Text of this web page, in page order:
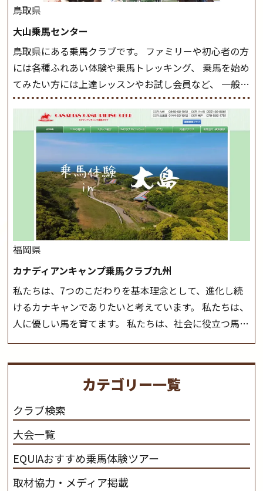
したら、 次は部班にて駈歩を含めた誘導練習を行いま
しょう。 ステップクラス ホップクラスまでに練習した
まとめをします。 三種歩法をマスターし、ワンランク上
の扶助操作や誘導方法を身につけましょう。 注意事項
◆馬場使用状況により、使用する馬場はこちらで決定い
たしますのでご了承ください ◆基本は雨天決行です
が、落雷・強風等のより、安全上急遽中止させていただ
く場合がございます。 ◆三木ホースランドパークの協議
会や講習会等により、一部レッスンが中止になる場合が
ございます。 その際、ご予約いただいている皆様には事
前にご連絡いたします。MIKIホーストレックのツアー
はこちら
鳥取県
大山乗馬センター
鳥取県にある乗馬クラブです。 ファミリーや初心者の方
には各種ふれあい体験や乗馬トレッキング、 乗馬を始め
てみたい方には上達レッスンやお試し会員など、 一般の
方に幅広くお楽しみいただける施設を目指しています。
また、お手軽（低価格）に会員になったり自分の馬を持
つことのできる乗馬クラブでもあり、 健康や趣味、スポ
ーツ競技として、老若男女様々な方が、日々乗馬をお楽
しみいただいています。 なお、ゴールデンウィークと夏
休み期間中は無休で営業していますので、ぜひご家族で
お越しください！大山乗馬センターの紹介記事はこち
福岡県
カナディアンキャンプ乗馬クラブ九州
私たちは、7つのこだわりを基本理念として、進化し続
けるカナキャンでありたいと考えています。 私たちは、
人に優しい馬を育てます。 私たちは、社会に役立つ馬を
生産します。 私たちは、馬や人々に癒しとなる環境を守
さと魅力を追求します。 私たちは、馬の品種と血統にこ
だわります。 私たちは、乗用馬の質の向上を目指し、生
産･育成･調教を一貫して行います。カナディアンキャ
ンプ乗馬クラブ九州のツアー情報はこちら
カテゴリー一覧
クラブ検索
大会一覧
EQUIAおすすめ乗馬体験ツアー
取材協力・メディア掲載